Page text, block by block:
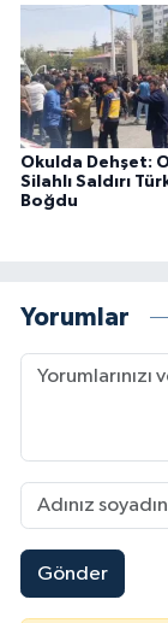
Okulda Dehşet:
Silahlı Saldırı
Boğdu
Yorumlar
Gönder